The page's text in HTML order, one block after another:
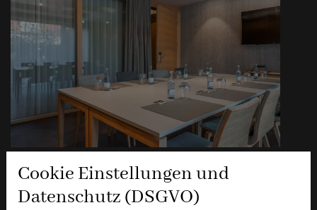
Cookie Einstellungen und
Datenschutz (DSGVO)
Hinteres Kabinett
Raumgröße in qm